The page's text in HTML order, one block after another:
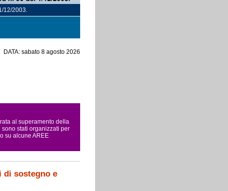
12/2003.
DATA: sabato 8 agosto 2026
al superamento della
stati organizzati per
su alcune AREE
di sostegno e